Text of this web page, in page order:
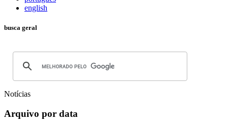
english
busca geral
Notícias
Arquivo por data